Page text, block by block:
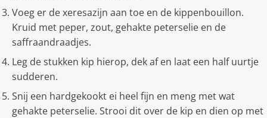
Voeg er de xeresazijn aan toe en de kippenbouillon.
Kruid met peper, zout, gehakte peterselie en de
saffraandraadjes.
Leg de stukken kip hierop, dek af en laat een half uurtje
sudderen.
Snij een hardgekookt ei heel fijn en meng met wat
gehakte peterselie. Strooi dit over de kip en dien op met